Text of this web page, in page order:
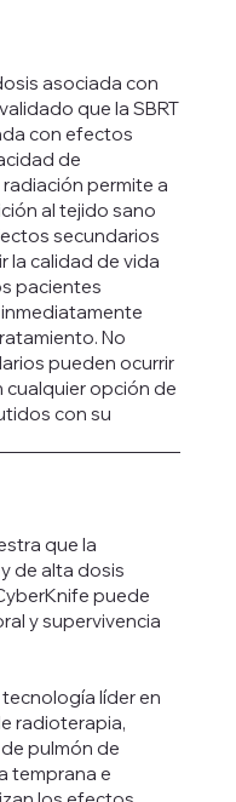
asociada con
que la SBRT
con efectos
de
permite a
al tejido sano
secundarios
la calidad de vida
pacientes
No
pueden ocurrir
opción de
con su
que la
de alta dosis
puede
y supervivencia
líder en
radioterapia,
pulmón de
temprana e